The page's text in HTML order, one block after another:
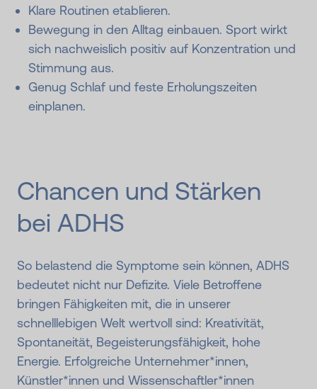
Klare Routinen etablieren.
Bewegung in den Alltag einbauen. Sport wirkt
sich nachweislich positiv auf Konzentration und
Stimmung aus.
Genug Schlaf und feste Erholungszeiten
einplanen.
Chancen und Stärken
bei ADHS
So belastend die Symptome sein können, ADHS
bedeutet nicht nur Defizite. Viele Betroffene
bringen Fähigkeiten mit, die in unserer
schnelllebigen Welt wertvoll sind: Kreativität,
Spontaneität, Begeisterungsfähigkeit, hohe
Energie. Erfolgreiche Unternehmer*innen,
Künstler*innen und Wissenschaftler*innen